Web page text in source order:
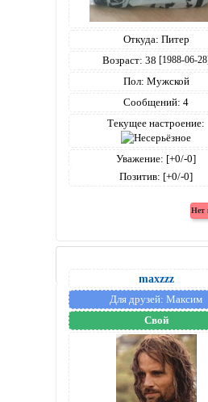
Откуда: Питер
Возраст: 38 [1988-06-28]
Пол: Мужской
Сообщений: 4
Текущее настроение:
Уважение: [+0/-0]
Позитив: [+0/-0]
maxzzz
Для друзей: Максим
Свой